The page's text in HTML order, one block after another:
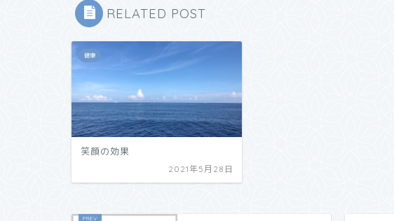
RELATED POST
健康
笑顔の効果
2021年5月28日